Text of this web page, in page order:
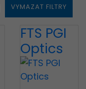
VYMAZAT FILTRY
FTS PGI
Optics